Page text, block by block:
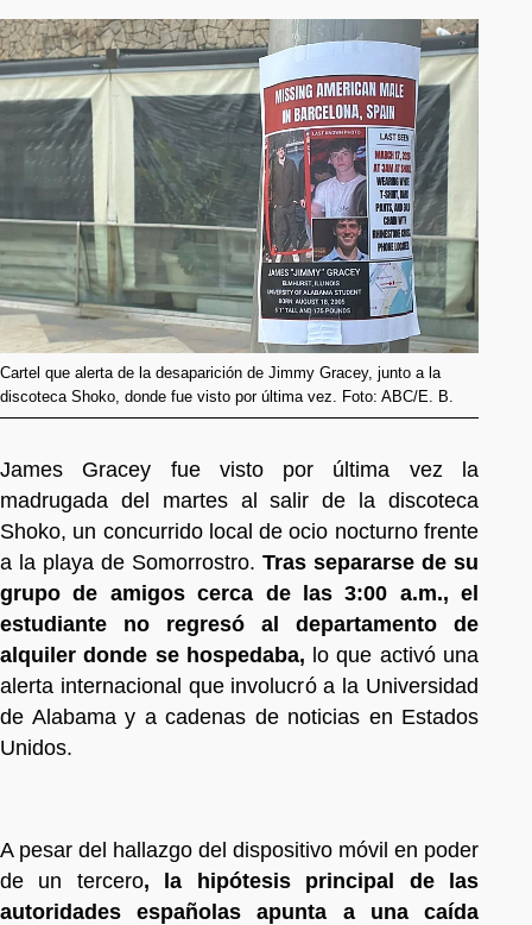
Cartel que alerta de la desaparición de Jimmy Gracey, junto a la
discoteca Shoko, donde fue visto por última vez. Foto: ABC/E. B.
James Gracey fue visto por última vez la
madrugada del martes al salir de la discoteca
Shoko, un concurrido local de ocio nocturno frente
a la playa de Somorrostro. Tras separarse de su
grupo de amigos cerca de las 3:00 a.m., el
estudiante no regresó al departamento de
alquiler donde se hospedaba, lo que activó una
alerta internacional que involucró a la Universidad
de Alabama y a cadenas de noticias en Estados
Unidos.
A pesar del hallazgo del dispositivo móvil en poder
de un tercero, la hipótesis principal de las
autoridades españolas apunta a una caída